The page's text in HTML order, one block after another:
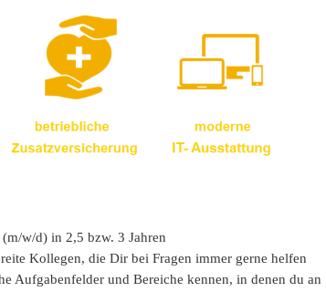
w/d) in 2,5 bzw. 3 Jahren
Kollegen, die Dir bei Fragen immer gerne helfen
Aufgabenfelder und Bereiche kennen, in denen du an